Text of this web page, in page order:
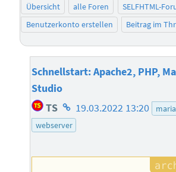
Übersicht alle Foren
SELFHTML-
Benutzerkonto erstellen
Beitrag im
Schnellstart: Apache2, PHP,
Studio
TS Homepage
des
19.03.2022 13:20
webserver